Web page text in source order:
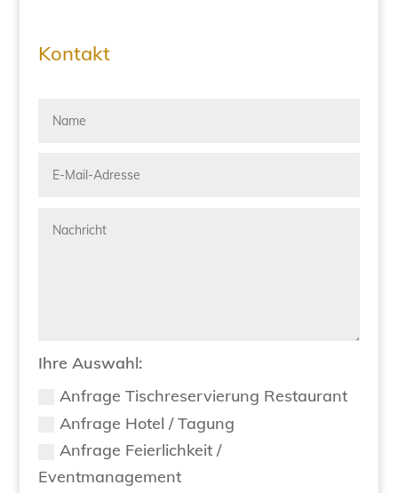
Kontakt
Ihre Auswahl:
Anfrage Tischreservierung Restaurant
Anfrage Hotel / Tagung
Anfrage Feierlichkeit /
Eventmanagement